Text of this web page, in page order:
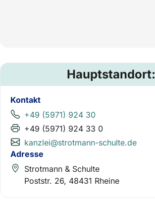
Hauptstandort:
Kontakt
+49 (5971) 924 30
+49 (5971) 924 33 0
kanzlei@strotmann-schulte.de
Adresse
Strotmann & Schulte
Poststr. 26, 48431 Rheine